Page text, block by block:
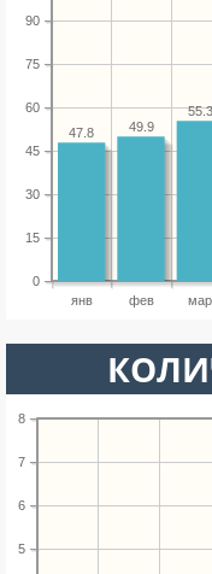
янв фев мар
0
15
30
45
60
75
90
55.3
49.9
47.8
5
6
7
8